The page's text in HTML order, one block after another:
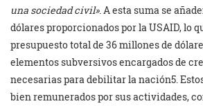
una sociedad civil». A esta suma se
dólares proporcionados por la USAID, lo
presupuesto total de 36 millones de
elementos subversivos encargados de
necesarias para debilitar la nación5.
bien remunerados por sus actividades,